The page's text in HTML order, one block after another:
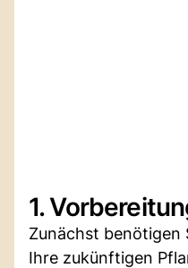
1.
Zunächst benötigen
Ihre zukünftigen